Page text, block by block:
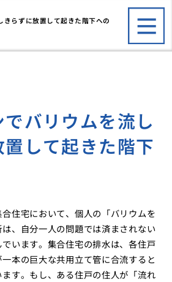
きらずに放置して起きた階下への
バリウムを流し
して起きた階下
住宅において、個人の「バリウムを
、自分一人の問題では済まされない
います。集合住宅の排水は、各住戸
本の巨大な共用立て管に合流すると
す。もし、ある住戸の住人が「流れ